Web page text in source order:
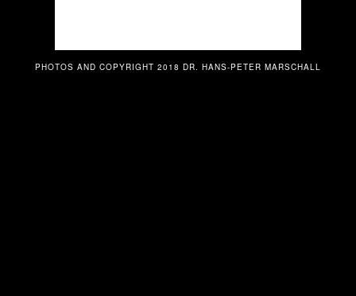
PHOTOS AND COPYRIGHT 2018 DR. HANS-PETER MARSCHALL